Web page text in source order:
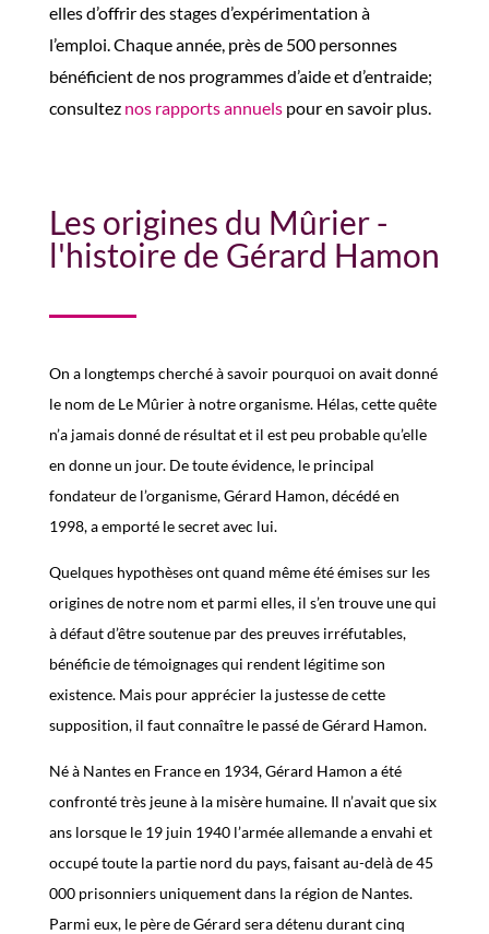
ellesd’offrir desstages d’expérimentation à
l’emploi Chaque année, près de 500 personnes
bénéficient de nos programmes d’aide et d’entraide;
consultez nos rapports annuelspour en savoir plus.
Les origines du Mûrier -
l'histoire de Gérard Hamon
On a longtemps cherché à savoir pourquoi on avait donné
le nom de Le Mûrier à notre organisme. Hélas, cette quête
n’a jamais donné de résultat et il est peu probable qu’elle
en donne un jour. De toute évidence, le principal
fondateur de l’organisme, Gérard Hamon, décédé en
1998, a emporté le secret avec lui.
Quelques hypothèses ont quand même été émises sur les
origines de notre nom et parmi elles, il s’en trouve une qui
à défaut d’être soutenue par des preuves irréfutables,
bénéficie de témoignages qui rendent légitime son
existence. Mais pour apprécier la justesse de cette
supposition, il faut connaître le passé de Gérard Hamon.
Né à Nantes en France en 1934, Gérard Hamon a été
confronté très jeune à la misère humaine. Il n’avait que six
ans lorsque le 19 juin 1940 l’armée allemande a envahi et
occupé toute la partie nord du pays, faisant au-delà de 45
000 prisonniers uniquement dans la région de Nantes.
Parmi eux, le père de Gérard sera détenu durant cinq